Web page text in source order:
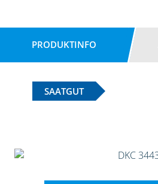
PRODUKTINFO
SAATGUT